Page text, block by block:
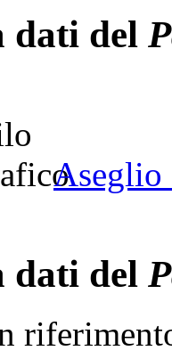
dati del
Aseglio
dati del